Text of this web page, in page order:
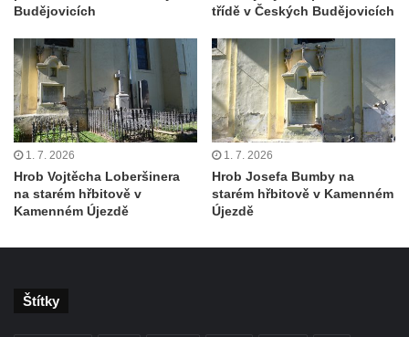
Kenotaf Josefa Staritze na hřbitově ve
Hrob Antona Reintsche na hřbitově ve
Starých Křečanech
Hrob rodiny Klingerových na hřbitově ve
Starých Křečanech
Tyršových sadech v Jablonci nad Nisou
Pamětní desky obětem 1. světové války na
Budějovicích
třídě v Českých Budějovicích
1. 7. 2026
Hrob Vojtěcha Loberšinera
na starém hřbitově v
Kamenném Újezdě
1. 7. 2026
Hrob Josefa Bumby na
starém hřbitově v Kamenném
Újezdě
Štítky